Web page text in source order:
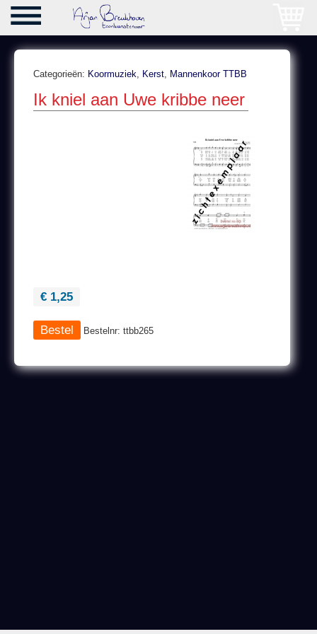
Categorieën: Koormuziek, Kerst, Mannenkoor TTBB
Ik kniel aan Uwe kribbe neer
€ 1,25
Bestelnr: ttbb265